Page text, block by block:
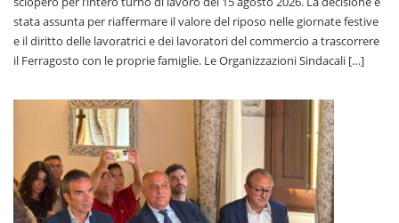
stata assunta per riaffermare il valore del riposo nelle giornate festive
e il diritto delle lavoratrici e dei lavoratori del commercio a trascorrere
il Ferragosto con le proprie famiglie. Le Organizzazioni Sindacali […]